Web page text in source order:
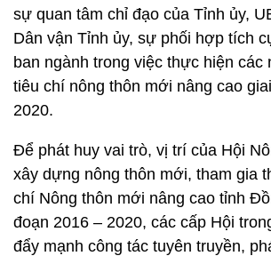
sự quan tâm chỉ đạo của Tỉnh ủy,
Dân vận Tỉnh ủy, sự phối hợp tích
ban ngành trong việc thực hiện các
tiêu chí nông thôn mới nâng cao
2020.
Để phát huy vai trò, vị trí của Hội
xây dựng nông thôn mới, tham gia
chí Nông thôn mới nâng cao tỉnh
đoạn 2016 – 2020, các cấp Hội
đẩy mạnh công tác tuyên truyền,